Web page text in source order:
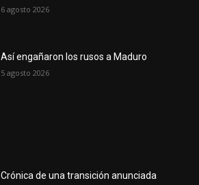
6 agosto 2026
Así engañaron los rusos a Maduro
5 agosto 2026
Crónica de una transición anunciada